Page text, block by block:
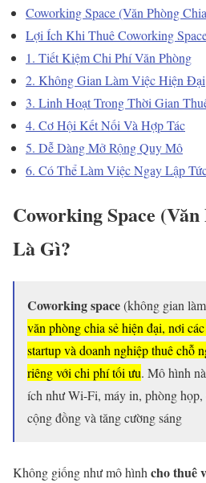
Coworking Space (Văn Phòng
Lợi Ích Khi Thuê Coworking
1. Tiết Kiệm Chi Phí Văn Phòng
2. Không Gian Làm Việc Hiện Đại
3. Linh Hoạt Trong Thời Gian
4. Cơ Hội Kết Nối Và Hợp Tác
5. Dễ Dàng Mở Rộng Quy Mô
6. Có Thể Làm Việc Ngay Lập
Coworking Space
Là Gì?
Coworking space(không gian
văn phòng chia sẻ hiện đại, nơi
startup và doanh nghiệp thuê chỗ
riêng với chi phí tối ưu. Mô hình
ích như Wi-Fi, máy in, phòng họp,
cộng đồng và tăng cường sáng
Không giống như mô hình cho thuê